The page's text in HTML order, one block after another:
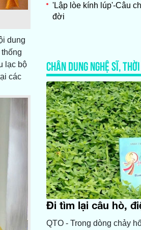
dung
lạc bộ
các
'Lập lòe kính lúp'-Câu
đời
CHÂN DUNG NGHỆ SĨ,
Đi tìm lại câu hò,
QTO - Trong dòng chảy